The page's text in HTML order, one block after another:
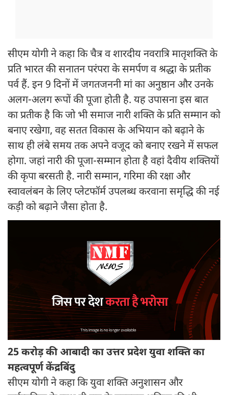
सीएम योगी ने कहा कि चैत्र व शारदीय नवरात्रि मातृशक्ति के
प्रति भारत की सनातन परंपरा के समर्पण व श्रद्धा के प्रतीक
पर्व हैं. इन 9 दिनों में जगतजननी मां का अनुष्ठान और उनके
अलग-अलग रूपों की पूजा होती है. यह उपासना इस बात
का प्रतीक है कि जो भी समाज नारी शक्ति के प्रति सम्मान को
बनाए रखेगा, वह सतत विकास के अभियान को बढ़ाने के
साथ ही लंबे समय तक अपने वजूद को बनाए रखने में सफल
होगा. जहां नारी की पूजा-सम्मान होता है वहां दैवीय शक्तियों
की कृपा बरसती है. नारी सम्मान, गरिमा की रक्षा और
स्वावलंबन के लिए प्लेटफॉर्म उपलब्ध करवाना समृद्धि की नई
कड़ी को बढ़ाने जैसा होता है.
25 करोड़ की आबादी का उत्तर प्रदेश युवा शक्ति का
महत्वपूर्ण केंद्रबिंदु
सीएम योगी ने कहा कि युवा शक्ति अनुशासन और